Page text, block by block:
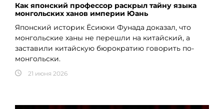
Как японский профессор раскрыл тайну языка
монгольских ханов империи Юань
Японский историк Ёсиюки Фунада доказал, что
монгольские ханы не перешли на китайский, а
заставили китайскую бюрократию говорить по-
монгольски.
21 июня 2026